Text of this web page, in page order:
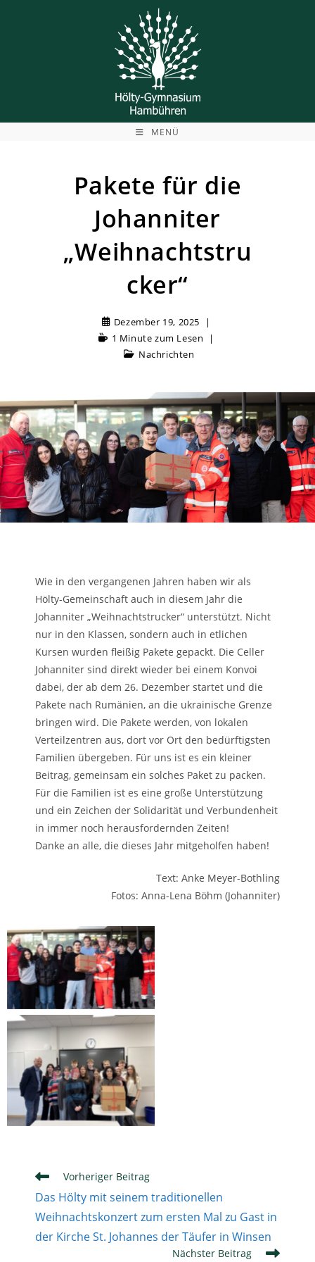
MENÜ
Pakete für die
Johanniter
„Weihnachtstru
cker“
Dezember 19, 2025
1 Minute zum Lesen
Nachrichten
Wie in den vergangenen Jahren haben wir als
Hölty-Gemeinschaft auch in diesem Jahr die
Johanniter „Weihnachtstrucker“ unterstützt. Nicht
nur in den Klassen, sondern auch in etlichen
Kursen wurden fleißig Pakete gepackt. Die Celler
Johanniter sind direkt wieder bei einem Konvoi
dabei, der ab dem 26. Dezember startet und die
Pakete nach Rumänien, an die ukrainische Grenze
bringen wird. Die Pakete werden, von lokalen
Verteilzentren aus, dort vor Ort den bedürftigsten
Familien übergeben. Für uns ist es ein kleiner
Beitrag, gemeinsam ein solches Paket zu packen.
Für die Familien ist es eine große Unterstützung
und ein Zeichen der Solidarität und Verbundenheit
in immer noch herausfordernden Zeiten!
Danke an alle, die dieses Jahr mitgeholfen haben!
Text: Anke Meyer-Bothling
Fotos: Anna-Lena Böhm (Johanniter)
Weitere
ansehen
Vorheriger Beitrag
Das Hölty mit seinem traditionellen
Weihnachtskonzert zum ersten Mal zu Gast in
der Kirche St. Johannes der Täufer in Winsen
Nächster Beitrag